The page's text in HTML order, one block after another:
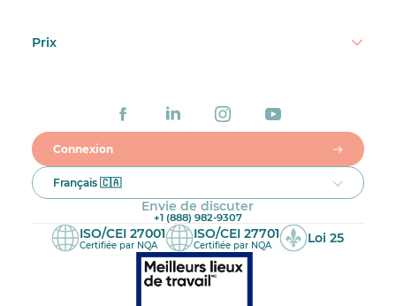
Prix
Connexion
Français 🇨🇦
Envie de discuter
+1 (888) 982-9307
ISO/CEI 27001
Certifiée par NQA
ISO/CEI 27701
Certifiée par NQA Loi 25